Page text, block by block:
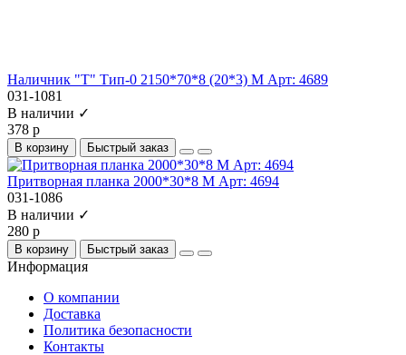
Наличник "Т" Тип-0 2150*70*8 (20*3) М Арт: 4689
031-1081
В наличии ✓
378 р
В корзину Быстрый заказ
Притворная планка 2000*30*8 М Арт: 4694
031-1086
В наличии ✓
280 р
В корзину Быстрый заказ
Информация
О компании
Доставка
Политика безопасности
Контакты